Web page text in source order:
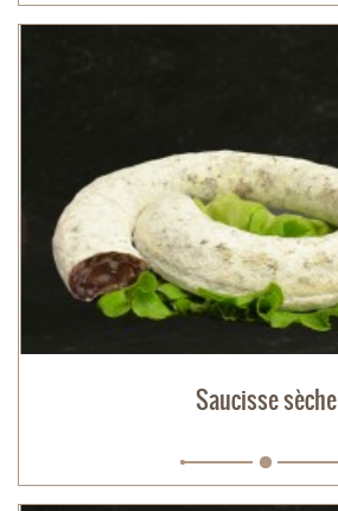
Saucisse sèche